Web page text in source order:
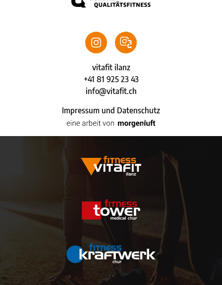
vitafit ilanz
+41 81 925 23 43
info@vitafit.ch
Impressum und Datenschutz